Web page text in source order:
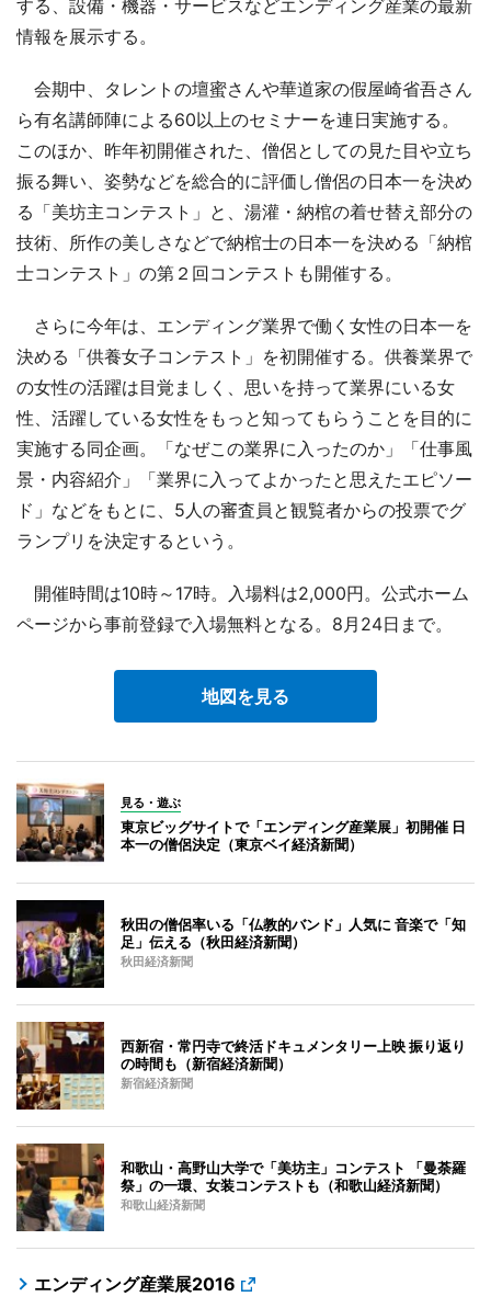
する、設備・機器・サービスなどエンディング産業の最新
情報を展示する。
会期中、タレントの壇蜜さんや華道家の假屋崎省吾さん
ら有名講師陣による60以上のセミナーを連日実施する。
このほか、昨年初開催された、僧侶としての見た目や立ち
振る舞い、姿勢などを総合的に評価し僧侶の日本一を決め
る「美坊主コンテスト」と、湯灌・納棺の着せ替え部分の
技術、所作の美しさなどで納棺士の日本一を決める「納棺
士コンテスト」の第２回コンテストも開催する。
さらに今年は、エンディング業界で働く女性の日本一を
決める「供養女子コンテスト」を初開催する。供養業界で
の女性の活躍は目覚ましく、思いを持って業界にいる女
性、活躍している女性をもっと知ってもらうことを目的に
実施する同企画。「なぜこの業界に入ったのか」「仕事風
景・内容紹介」「業界に入ってよかったと思えたエピソー
ド」などをもとに、5人の審査員と観覧者からの投票でグ
ランプリを決定するという。
開催時間は10時～17時。入場料は2,000円。公式ホーム
ページから事前登録で入場無料となる。8月24日まで。
地図を見る
見る・遊ぶ
東京ビッグサイトで「エンディング産業展」初開催 日
本一の僧侶決定（東京ベイ経済新聞）
秋田の僧侶率いる「仏教的バンド」人気に 音楽で「知
足」伝える（秋田経済新聞）
秋田経済新聞
西新宿・常円寺で終活ドキュメンタリー上映 振り返り
の時間も（新宿経済新聞）
新宿経済新聞
和歌山・高野山大学で「美坊主」コンテスト 「曼荼羅
祭」の一環、女装コンテストも（和歌山経済新聞）
和歌山経済新聞
エンディング産業展2016